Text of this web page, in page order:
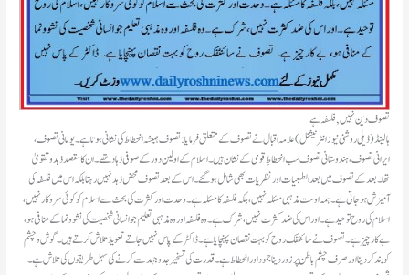
تصوف دین نہیں, فلسفہ ہے
ہالینڈ(ڈیلی روشنی نیوز انٹرنیشنل )علامہ اقبال نے تصوف کے متعلق فرمایا : تصوف ہمیشہ انحطاط کی نشانی ہوتا ہے۔ یونانی تصوف،
ایرانی تصوف، ہندوستانی تصوف سب انحطاطِ قومی کے نشان ہیں۔اسلام کے اولین دور کے صوفی ذہاد تھے۔ ان کا مقصد ذہد و تقویٰ
تھا۔ بعد کے تصوف میں بعدالطبعیات اور نظریات بھی شامل ہو گئے۔ اس کے بعد تصوف محض ذہد نہیں رہتا بلکہ اس میں فلسفہ کی
آمیزش ہو جاتی ہے۔ ہمہ اوست مذہبی مسئلہ نہیں، بلکہ فلسفہ کا مسئلہ ہے۔ وحدت اور کثرت کی بحث سے اسلام کو کوئی سروکار نہیں،
اسلام کی روح توحید ہے۔ اور اس کی ضد کثرت نہیں، شرک ہے۔ وہ فلسفہ اور وہ مذہبی تعلیم جو انسانی شخصیت کی نشوونما کے منافی ہو،
بے کار چیز ہے۔ تصوف نے سائنٹفک روح کو بہت نقصان پہنچایا ہے۔ ڈاکٹر کے پاس نہیں جاتے تعویذ تلاش کرتے ہیں۔ گوش و چشم
کو بند کر دینا اور صرف چشم باطن پر زور دینا جمود اور انحطاط ہے۔ قدرت کی تسخیر جدوجہد سے کرنے کی سہل طریقوں کی تلاش ہے۔